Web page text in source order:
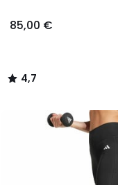
85,00 €
4,7
/